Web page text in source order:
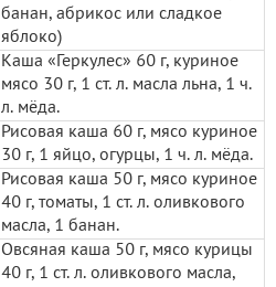
банан, абрикос или сладкое
яблоко)
Каша «Геркулес» 60 г, куриное
мясо 30 г, 1 ст. л. масла льна, 1 ч.
л. мёда.
Рисовая каша 60 г, мясо куриное
30 г, 1 яйцо, огурцы, 1 ч. л. мёда.
Рисовая каша 50 г, мясо куриное
40 г, томаты, 1 ст. л. оливкового
масла, 1 банан.
Овсяная каша 50 г, мясо курицы
40 г, 1 ст. л. оливкового масла,